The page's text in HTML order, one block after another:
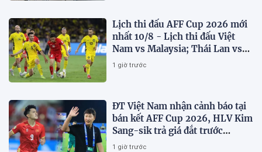
Lịch thi đấu AFF Cup 2026 mới
nhất 10/8 - Lịch thi đấu Việt
Nam vs Malaysia; Thái Lan vs
Singapore
1 giờ trước
ĐT Việt Nam nhận cảnh báo tại
bán kết AFF Cup 2026, HLV Kim
Sang-sik trả giá đắt trước
Malaysia?
1 giờ trước